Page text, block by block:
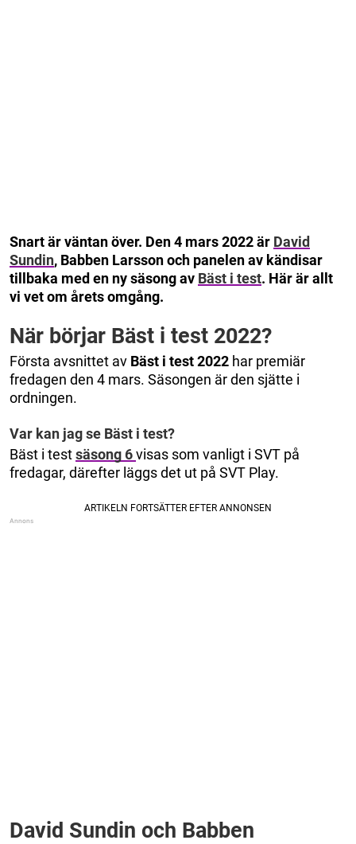
Snart är väntan över. Den 4 mars 2022 är David
Sundin, Babben Larsson och panelen av kändisar
tillbaka med en ny säsong av Bäst i test. Här är allt
vi vet om årets omgång.
När börjar Bäst i test 2022?
Första avsnittet av Bäst i test 2022 har premiär
fredagen den 4 mars. Säsongen är den sjätte i
ordningen.
Var kan jag se Bäst i test?
Bäst i testsäsong 6visas som vanligt i SVT på
fredagar, därefter läggs det ut på SVT Play.
David Sundin och Babben